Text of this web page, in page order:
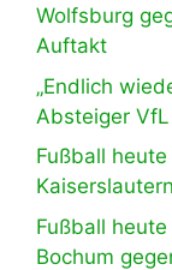
Wolfsburg
Auftakt
„Endlich
Absteiger
Fußball
Fußball
Bochum